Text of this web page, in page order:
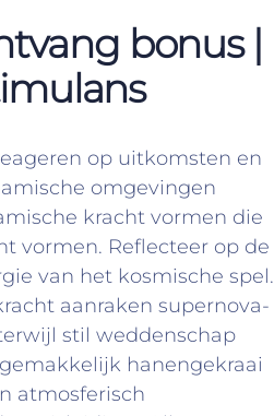
bonus |
op uitkomsten en
omgevingen
kracht vormen die
vormen. Reflecteer op de
van het kosmische spel.
aanraken supernova-
stil weddenschap
hanengekraai
atmosferisch